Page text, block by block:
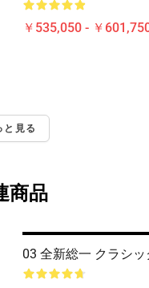
￥535,050 - ￥
と見る
商品
03 全新総一 クラシ